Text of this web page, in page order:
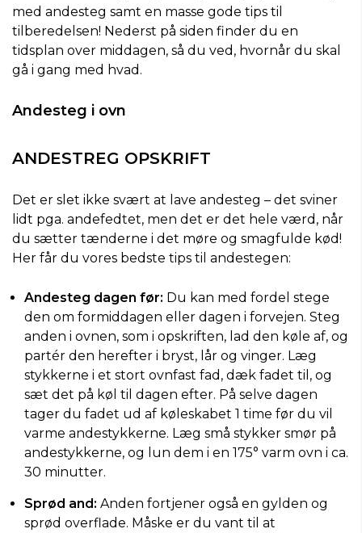
med andesteg samt en masse gode tips til
tilberedelsen! Nederst på siden finder du en
tidsplan over middagen, så du ved, hvornår du skal
gå i gang med hvad.
Andesteg i ovn
ANDESTREG OPSKRIFT
Det er slet ikke svært at lave andesteg – det sviner
lidt pga. andefedtet, men det er det hele værd, når
du sætter tænderne i det møre og smagfulde kød!
Her får du vores bedste tips til andestegen:
Andesteg dagen før: Du kan med fordel stege
den om formiddagen eller dagen i forvejen. Steg
anden i ovnen, som i opskriften, lad den køle af, og
partér den herefter i bryst, lår og vinger. Læg
stykkerne i et stort ovnfast fad, dæk fadet til, og
sæt det på køl til dagen efter. På selve dagen
tager du fadet ud af køleskabet 1 time før du vil
varme andestykkerne. Læg små stykker smør på
andestykkerne, og lun dem i en 175° varm ovn i ca.
30 minutter.
Sprød and: Anden fortjener også en gylden og
sprød overflade. Måske er du vant til at